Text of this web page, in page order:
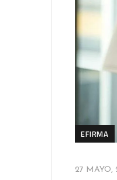
EFIRMA
27 MAYO,